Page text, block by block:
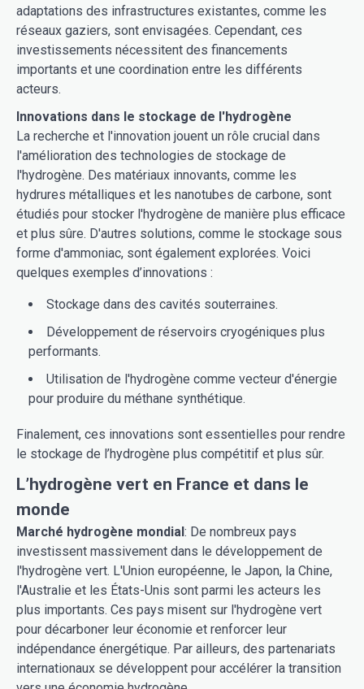
adaptations des infrastructures existantes, comme les
réseaux gaziers, sont envisagées. Cependant, ces
investissements nécessitent des financements
importants et une coordination entre les différents
acteurs.
Innovations dans le stockage de l'hydrogène
La recherche et l'innovation jouent un rôle crucial dans
l'amélioration des technologies de stockage de
l'hydrogène. Des matériaux innovants, comme les
hydrures métalliques et les nanotubes de carbone, sont
étudiés pour stocker l'hydrogène de manière plus efficace
et plus sûre. D'autres solutions, comme le stockage sous
forme d'ammoniac, sont également explorées. Voici
quelques exemples d’innovations :
Stockage dans des cavités souterraines.
Développement de réservoirs cryogéniques plus
performants.
Utilisation de l'hydrogène comme vecteur d'énergie
pour produire du méthane synthétique.
Finalement, ces innovations sont essentielles pour rendre
le stockage de l’hydrogène plus compétitif et plus sûr.
L’hydrogène vert en France et dans le
monde
Marché hydrogène mondial: De nombreux pays
investissent massivement dans le développement de
l'hydrogène vert. L'Union européenne, le Japon, la Chine,
l'Australie et les États-Unis sont parmi les acteurs les
plus importants. Ces pays misent sur l'hydrogène vert
pour décarboner leur économie et renforcer leur
indépendance énergétique. Par ailleurs, des partenariats
internationaux se développent pour accélérer la transition